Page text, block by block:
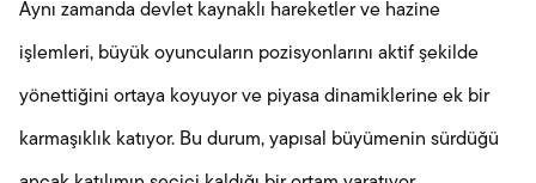
Aynı zamanda devlet kaynaklı hareketler ve hazine
işlemleri, büyük oyuncuların pozisyonlarını aktif şekilde
yönettiğini ortaya koyuyor ve piyasa dinamiklerine ek bir
karmaşıklık katıyor. Bu durum, yapısal büyümenin sürdüğü